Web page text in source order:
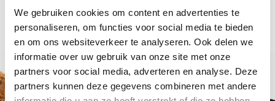
We gebruiken cookies om content en advertenties te
personaliseren, om functies voor social media te bieden
en om ons websiteverkeer te analyseren. Ook delen we
informatie over uw gebruik van onze site met onze
partners voor social media, adverteren en analyse. Deze
partners kunnen deze gegevens combineren met andere
Schade aan
Schade